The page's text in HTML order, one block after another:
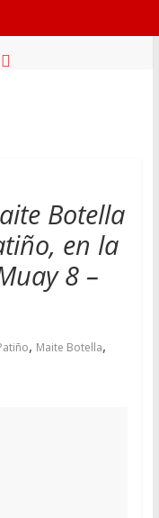
Botella
en la
8 –
, Maite Botella,